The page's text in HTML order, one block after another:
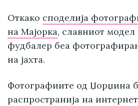
Откако споделија
на Мајорка, славниот
фудбалер беа
на јахта.
Фотографиите од Џорџина
распространија на